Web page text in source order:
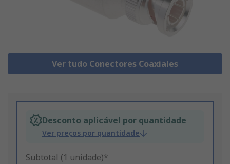
Ver tudo Conectores Coaxiales
Desconto aplicável por quantidade
Ver preços por quantidade
Subtotal (1 unidade)*